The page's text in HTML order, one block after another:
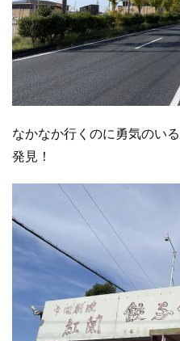
なかなか行くのに勇気のい
発見！